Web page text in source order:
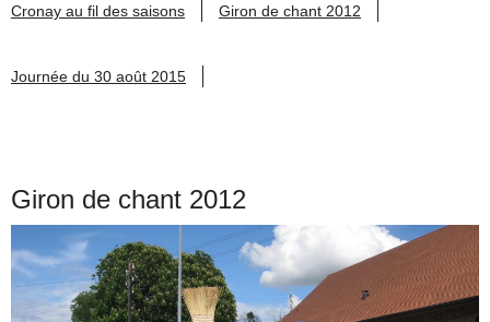
Cronay au fil des saisons Giron de chant 2012
Journée du 30 août 2015
Giron de chant 2012